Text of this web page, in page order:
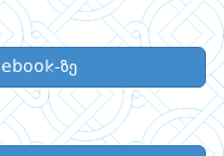
ზე